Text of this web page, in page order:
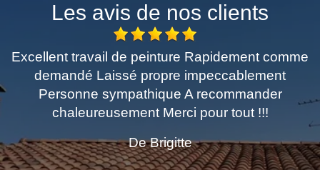
Les avis de nos clients
Rapidement comme
propre impeccablement
A recommander
Merci pour tout !!!
Brigitte
Très
recommande